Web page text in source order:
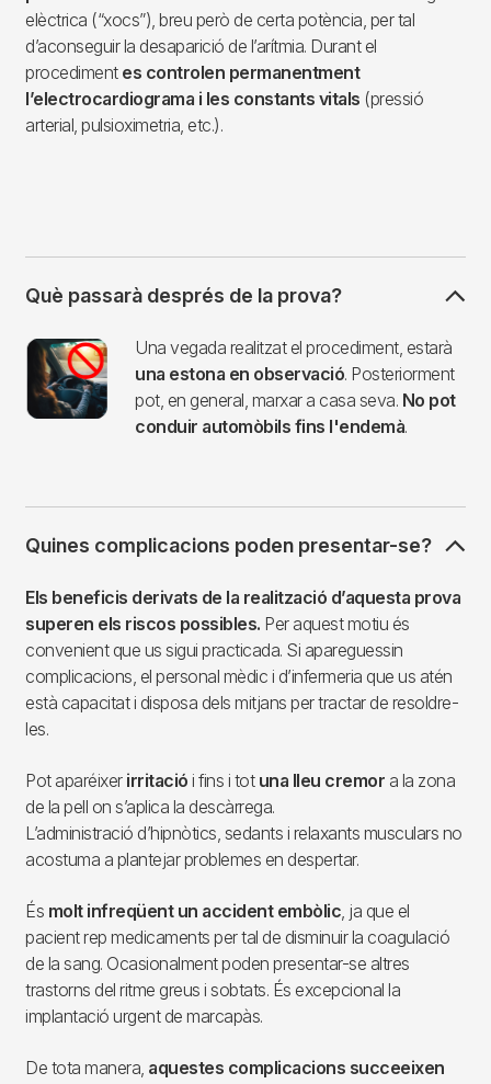
elèctrica (“xocs”), breu però de certa potència, per tal
d’aconseguir la desaparició de l’arítmia. Durant el
procediment es controlen permanentment
l’electrocardiograma i les constants vitals (pressió
arterial, pulsioximetria, etc.).
Què passarà després de la prova?
Imagen
Una vegada realitzat el procediment, estarà
una estona en observació. Posteriorment
pot, en general, marxar a casa seva. No pot
conduir automòbils fins l'endemà.
Quines complicacions poden presentar-se?
Els beneficis derivats de la realització d’aquesta prova
superen els riscos possibles. Per aquest motiu és
convenient que us sigui practicada. Si apareguessin
complicacions, el personal mèdic i d’infermeria que us atén
està capacitat i disposa dels mitjans per tractar de resoldre-
les.
Pot aparéixer irritació i fins i tot una lleu cremor a la zona
de la pell on s’aplica la descàrrega.
L’administració d’hipnòtics, sedants i relaxants musculars no
acostuma a plantejar problemes en despertar.
És molt infreqüent un accident embòlic, ja que el
pacient rep medicaments per tal de disminuir la coagulació
de la sang. Ocasionalment poden presentar-se altres
trastorns del ritme greus i sobtats. És excepcional la
implantació urgent de marcapàs.
De tota manera, aquestes complicacions succeeixen